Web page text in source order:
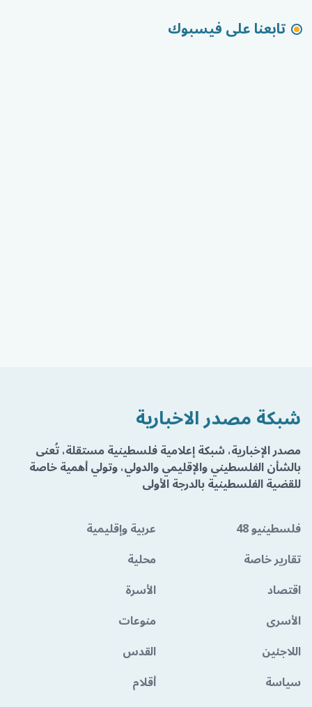
تابعنا على فيسبوك
شبكة مصدر الاخبارية
مصدر الإخبارية، شبكة إعلامية فلسطينية مستقلة، تُعنى
بالشأن الفلسطيني والإقليمي والدولي، وتولي أهمية خاصة
للقضية الفلسطينية بالدرجة الأولى
فلسطينيو 48
عربية وإقليمية
تقارير خاصة
محلية
اقتصاد
الأسرة
الأسرى
منوعات
اللاجئين
القدس
سياسة
أقلام